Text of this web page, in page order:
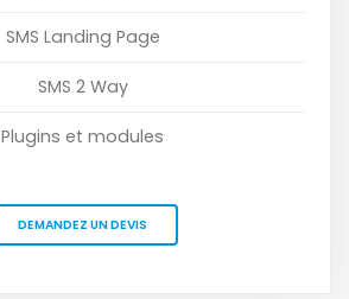
SMS Landing Page
SMS 2 Way
Plugins et modules
DEMANDEZ UN DEVIS